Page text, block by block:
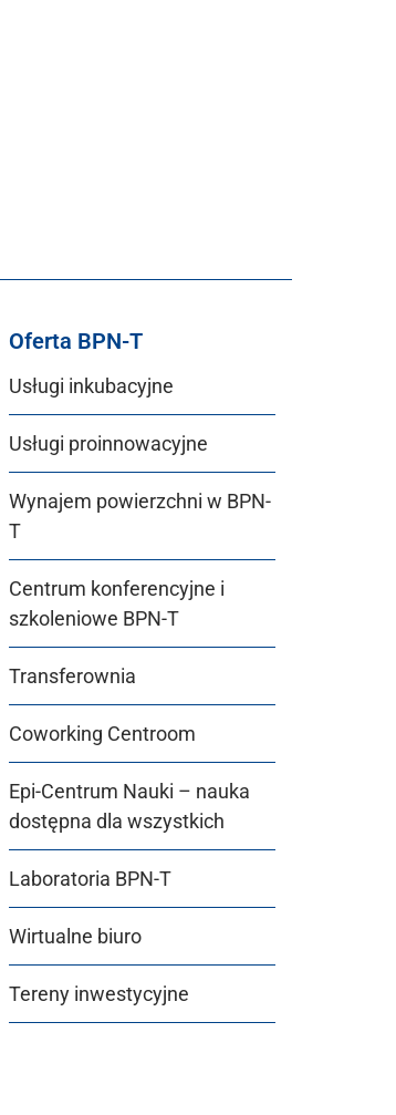
Oferta BPN-T
Usługi inkubacyjne
Usługi proinnowacyjne
Wynajem powierzchni w BPN-
T
Centrum konferencyjne i
szkoleniowe BPN-T
Transferownia
Coworking Centroom
Epi-Centrum Nauki – nauka
dostępna dla wszystkich
Laboratoria BPN-T
Wirtualne biuro
Tereny inwestycyjne